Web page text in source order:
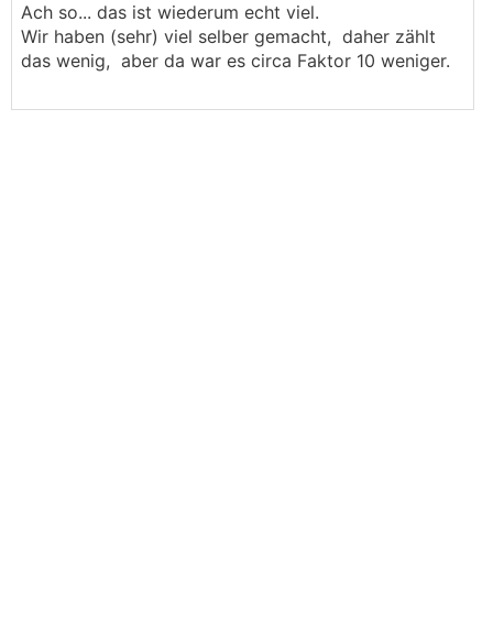
Ach so... das ist wiederum echt viel.
Wir haben (sehr) viel selber gemacht, daher zählt
das wenig, aber da war es circa Faktor 10 weniger.